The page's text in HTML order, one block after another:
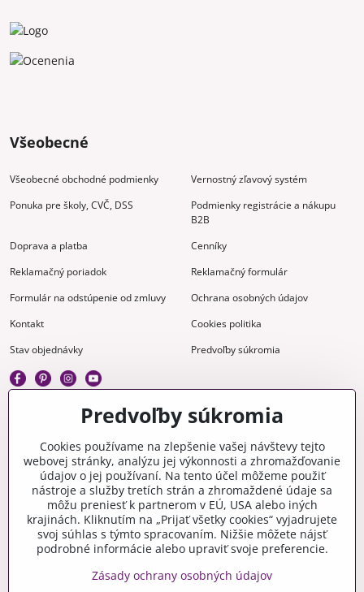
Všeobecné
Všeobecné obchodné podmienky
Vernostný zľavový systém
Ponuka pre školy, CVČ, DSS
Podmienky registrácie a nákupu
B2B
Doprava a platba
Cenníky
Reklamačný poriadok
Reklamačný formulár
Formulár na odstúpenie od zmluvy
Ochrana osobných údajov
Kontakt
Cookies politika
Stav objednávky
Predvoľby súkromia
Gravírovanie
Materiály na stiahnutie
Videonávody
Blog
Kreatívna poradňa
Predvoľby súkromia
Cookies používame na zlepšenie vašej návštevy tejto
webovej stránky, analýzu jej výkonnosti a zhromažďovanie
údajov o jej používaní. Na tento účel môžeme použiť
nástroje a služby tretích strán a zhromaždené údaje sa
môžu preniesť k partnerom v EÚ, USA alebo iných
krajinách. Kliknutím na „Prijať všetky cookies“ vyjadrujete
svoj súhlas s týmto spracovaním. Nižšie môžete nájsť
podrobné informácie alebo upraviť svoje preferencie.
Zásady ochrany osobných údajov